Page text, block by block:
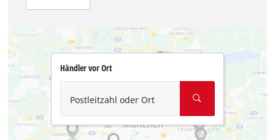
Händler vor Ort
Postleitzahl oder Ort